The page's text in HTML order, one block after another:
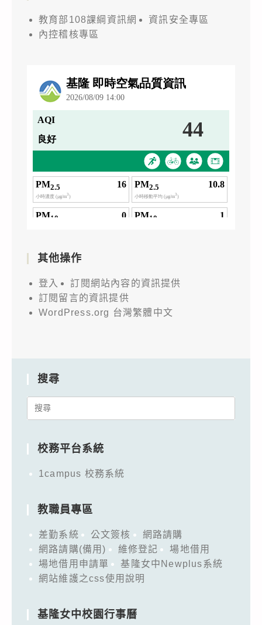
教育部108課綱資訊網
資訊安全專區
內控稽核專區
其他操作
登入
訂閱網站內容的資訊提供
訂閱留言的資訊提供
WordPress.org 台灣繁體中文
搜尋
Search
校務平台系統
1campus 校務系統
教職員專區
差勤系統 公文簽核
網路請購
網路請購(備用)
維修登記
場地借用
場地借用申請單
基隆女中Newplus系統
網站維護之css使用說明
基隆女中校園行事曆